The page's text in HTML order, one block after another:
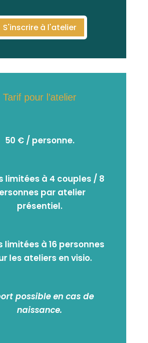
S'inscrire à l'atelier
Tarif pour l’atelier
50 € / personne.
limitées à 4 couples / 8
par atelier
présentiel.
limitées à 16 personnes
les ateliers en visio.
possible en cas de
naissance.